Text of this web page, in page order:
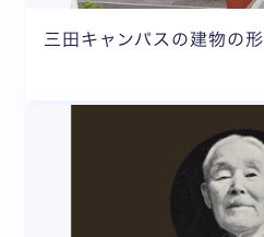
三田キャンパスの建物の形